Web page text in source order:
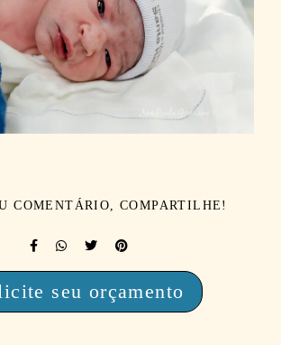
COMENTÁRIO, COMPARTILHE!
seu orçamento